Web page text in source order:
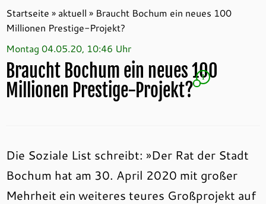
Inhalt
springen
Startseite » aktuell » Braucht Bochum ein neues 100
Millionen Prestige-Projekt?
Montag 04.05.20, 10:46 Uhr
Braucht Bochum ein neues 100
Millionen Prestige-Projekt?
1
Die Soziale List schreibt: »Der Rat der Stadt
Bochum hat am 30. April 2020 mit großer
Mehrheit ein weiteres teures Großprojekt auf